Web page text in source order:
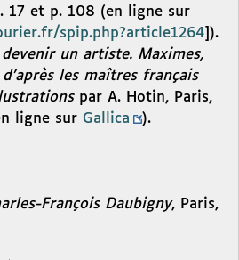
17 et p. 108 (en ligne sur
spip.php?article1264 ]).
un artiste. Maximes,
les maîtres français
par A. Hotin, Paris,
ligne sur Gallica ).
François Daubigny, Paris,